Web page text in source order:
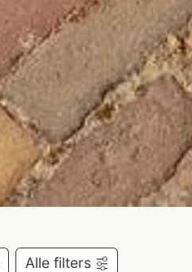
Alle filters